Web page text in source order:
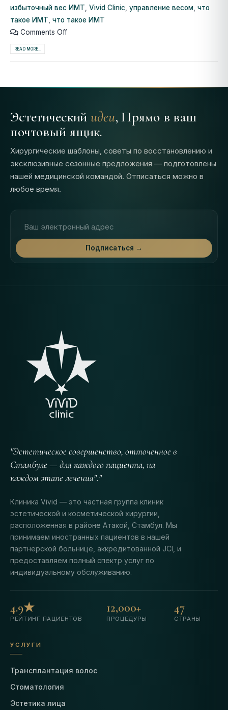
избыточный вес ИМТ Vivid Clinic управление весом что
такое ИМТ что такое ИМТ
Comments Off
READ MORE...
Эстетический идеи, Прямо в ваш
почтовый ящик.
Хирургические шаблоны, советы по восстановлению и
эксклюзивные сезонные предложения — подготовлены
нашей медицинской командой. Отписаться можно в
любое время.
Подписаться →
"Эстетическое совершенство, отточенное в
Стамбуле — для каждого пациента, на
каждом этапе лечения"."
Клиника Vivid — это частная группа клиник
эстетической и косметической хирургии,
расположенная в районе Атакой, Стамбул. Мы
принимаем иностранных пациентов в нашей
партнерской больнице, аккредитованной JCI, и
предоставляем полный спектр услуг по
индивидуальному обслуживанию.
4.9★
РЕЙТИНГ ПАЦИЕНТОВ
12,000+
ПРОЦЕДУРЫ
47
СТРАНЫ
УСЛУГИ
Трансплантация волос
Стоматология
Эстетика лица